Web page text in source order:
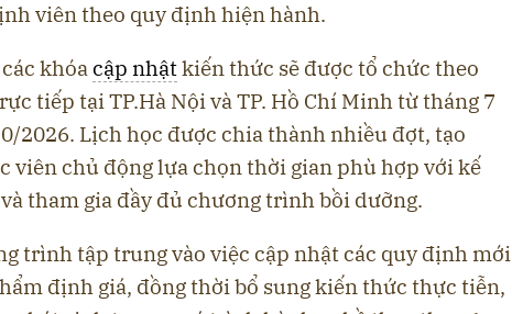
viên theo quy định hiện hành.
khóacập nhậtkiến thức sẽ được tổ chức theo
tiếp tại TP.Hà Nội và TP. Hồ Chí Minh từ tháng 7
2026. Lịch học được chia thành nhiều đợt, tạo
viên chủ động lựa chọn thời gian phù hợp với kế
tham gia đầy đủ chương trình bồi dưỡng.
trình tập trung vào việc cập nhật các quy định mới
định giá, đồng thời bổ sung kiến thức thực tiễn,